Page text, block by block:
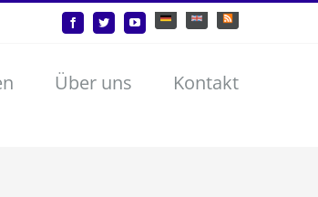
FacebookTwitterYouTubeDeutschEnglish Benutzerdefiniert
Über uns Kontakt